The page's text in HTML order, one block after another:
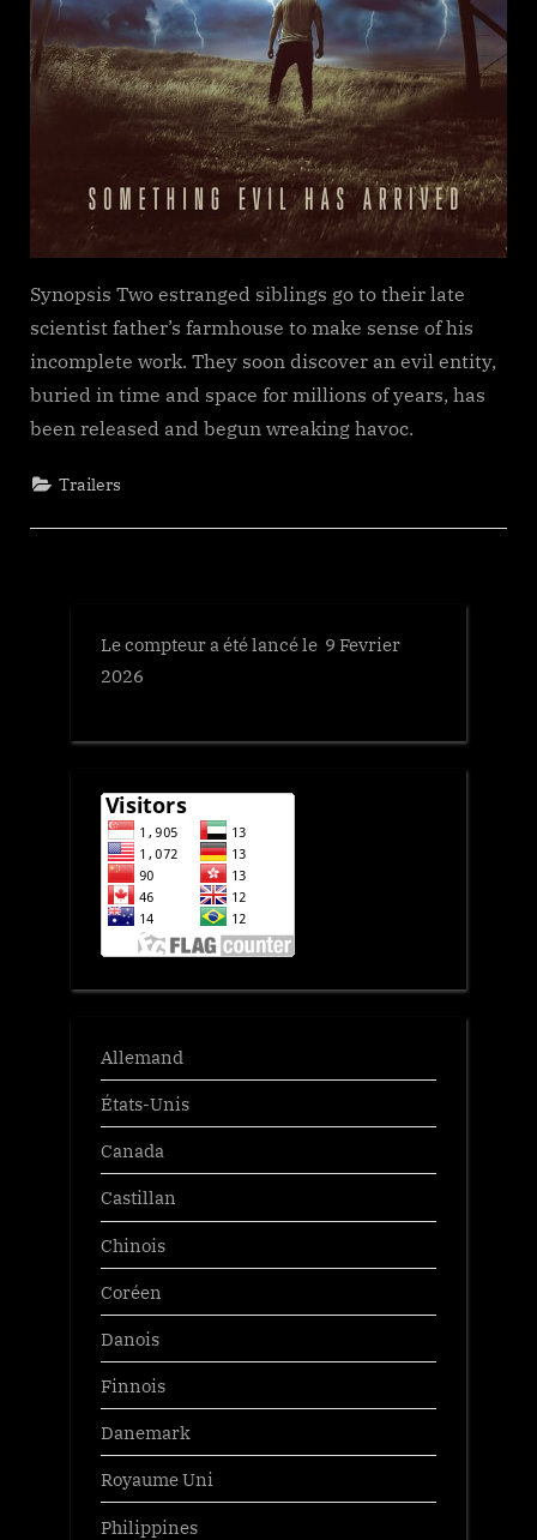
Synopsis Two estranged siblings go to their late
scientist father’s farmhouse to make sense of his
incomplete work. They soon discover an evil entity,
buried in time and space for millions of years, has
been released and begun wreaking havoc.
Trailers
Le compteur a été lancé le 9 Fevrier
2026
Allemand
États-Unis
Canada
Castillan
Chinois
Coréen
Danois
Finnois
Danemark
Royaume Uni
Philippines